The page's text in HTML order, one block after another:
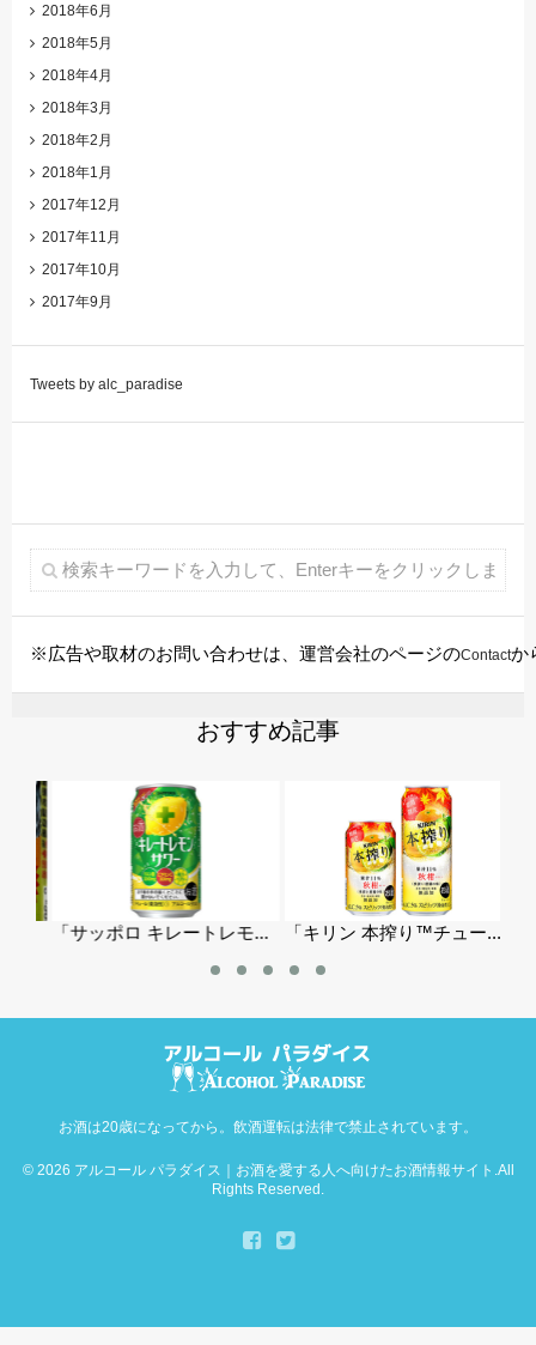
2018年6月
2018年5月
2018年4月
2018年3月
2018年2月
2018年1月
2017年12月
2017年11月
2017年10月
2017年9月
Tweets by alc_paradise
※広告や取材のお問い合わせは、運営会社のページのContactか
おすすめ記事
「サッポロ キレートレモ... 「キリン 本搾り™チュー...
お酒は20歳になってから。飲酒運転は法律で禁止されています。
© 2026 アルコール パラダイス｜お酒を愛する人へ向けたお酒情報サイト .All
Rights Reserved.